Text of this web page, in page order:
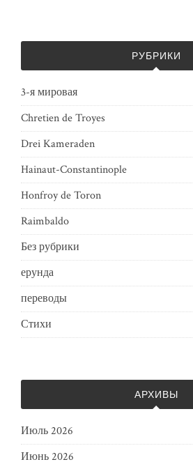
РУБРИКИ
3-я мировая
Chretien de Troyes
Drei Kameraden
Hainaut-Constantinople
Honfroy de Toron
Raimbaldo
Без рубрики
ерунда
переводы
Стихи
АРХИВЫ
Июль 2026
Июнь 2026